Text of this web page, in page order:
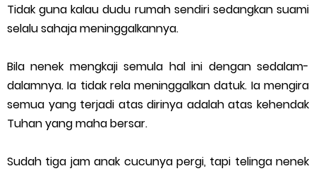
Tidak guna kalau dudu rumah sendiri sedangkan suami
selalu sahaja meninggalkannya.
Bila nenek mengkaji semula hal ini dengan sedalam-
dalamnya. Ia tidak rela meninggalkan datuk. Ia mengira
semua yang terjadi atas dirinya adalah atas kehendak
Tuhan yang maha bersar.
Sudah tiga jam anak cucunya pergi, tapi telinga nenek